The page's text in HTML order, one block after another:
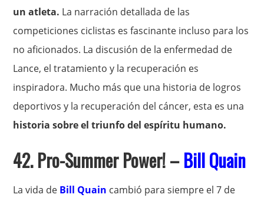
un atleta. La narración detallada de las
competiciones ciclistas es fascinante incluso para los
no aficionados. La discusión de la enfermedad de
Lance, el tratamiento y la recuperación es
inspiradora. Mucho más que una historia de logros
deportivos y la recuperación del cáncer, esta es una
historia sobre el triunfo del espíritu humano.
42. Pro-Summer Power! –Bill Quain
La vida de Bill Quain cambió para siempre el 7 de